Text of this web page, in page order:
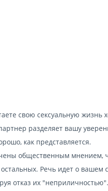
свою сексуальную
разделяет вашу
как представляется.
общественным мнением,
Речь идет о вашем
отказ их